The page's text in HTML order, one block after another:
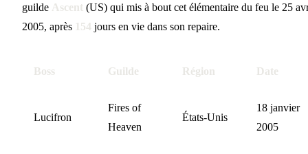
guilde Ascent (US) qui mis à bout cet élémentaire du feu le 25
2005, après 154 jours en vie dans son repaire.
Boss Guilde Région Date
Lucifron
Fires of
Heaven
États-Unis
18 janvier
2005